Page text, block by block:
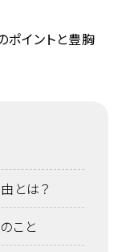
とは？
こと